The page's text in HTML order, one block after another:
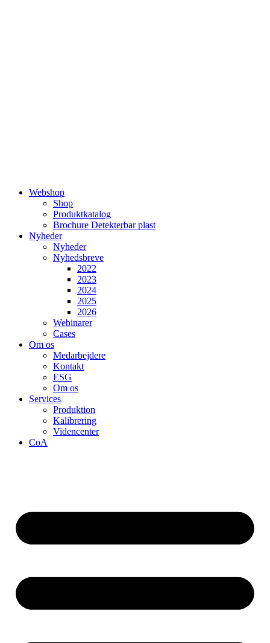
Webshop
Shop
Produktkatalog
Brochure Detekterbar plast
Nyheder
Nyheder
Nyhedsbreve
2022
2023
2024
2025
2026
Webinarer
Cases
Om os
Medarbejdere
Kontakt
ESG
Om os
Services
Produktion
Kalibrering
Videncenter
CoA